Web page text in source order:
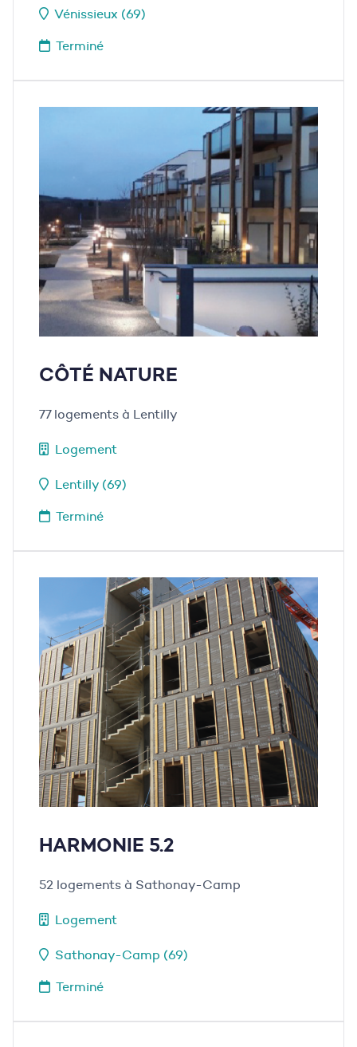
Vénissieux (69)
Terminé
CÔTÉ NATURE
77 logements à Lentilly
Logement
Lentilly (69)
Terminé
HARMONIE 5.2
52 logements à Sathonay-Camp
Logement
Sathonay-Camp (69)
Terminé